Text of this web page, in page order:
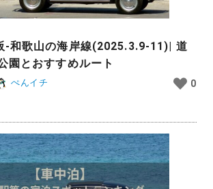
-和歌山の海岸線(2025.3.9-11)| 道
園とおすすめルート
ぺんイチ 0